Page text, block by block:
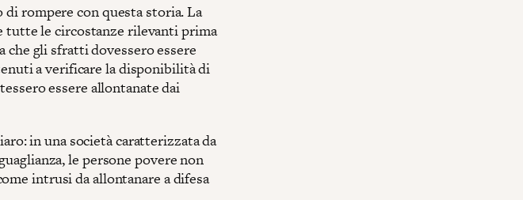
rompere con questa storia. La
tutte le circostanze rilevanti prima
gli sfratti dovessero essere
a verificare la disponibilità di
essere allontanate dai
in una società caratterizzata da
le persone povere non
intrusi da allontanare a difesa